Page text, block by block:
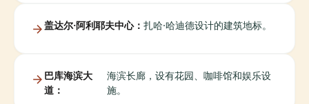
盖达尔·阿利耶夫中心： 扎哈·哈迪德设计的建筑地标。
巴库海滨大
道：
海滨长廊，设有花园、咖啡馆和娱乐设
施。